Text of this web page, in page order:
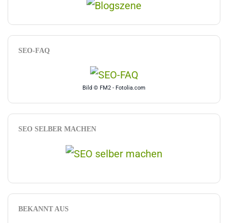
SEO-FAQ
Bild © FM2 - Fotolia.com
SEO SELBER MACHEN
BEKANNT AUS